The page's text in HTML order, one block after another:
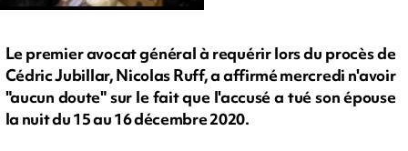
Le premier avocat général à requérir lors du procès de
Cédric Jubillar, Nicolas Ruff, a affirmé mercredi n'avoir
"aucun doute" sur le fait que l'accusé a tué son épouse
la nuit du 15 au 16 décembre 2020.